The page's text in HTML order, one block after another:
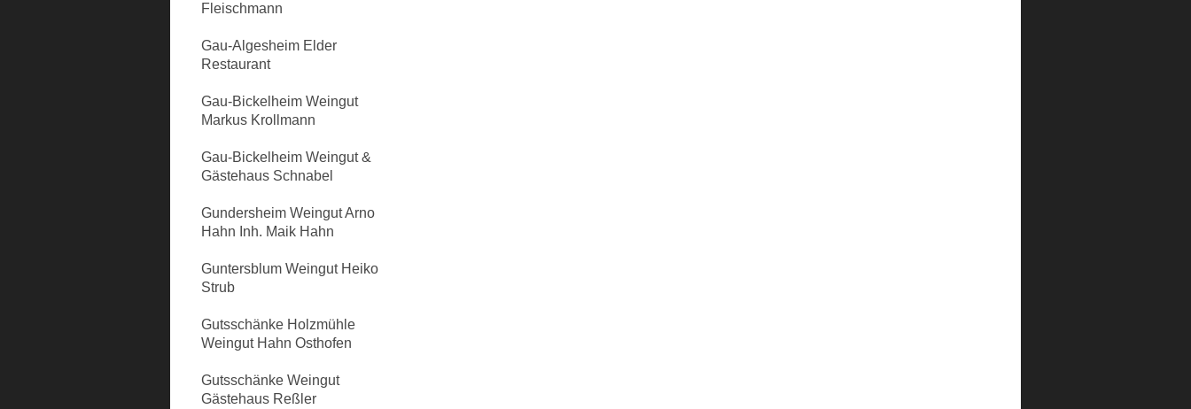
Fleischmann
Gau-Algesheim Elder
Restaurant
Gau-Bickelheim Weingut
Markus Krollmann
Gau-Bickelheim Weingut &
Gästehaus Schnabel
Gundersheim Weingut Arno
Hahn Inh. Maik Hahn
Guntersblum Weingut Heiko
Strub
Gutsschänke Holzmühle
Weingut Hahn Osthofen
Gutsschänke Weingut
Gästehaus Reßler